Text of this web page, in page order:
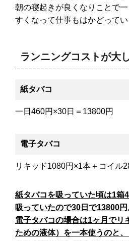
朝の寝起きが良くなりことで
すくなって仕事もはかどってい
ランニングコストが大
紙タバコ
一日460円×30日＝13800円
電子タバコ
リキッド1080円×1本＋コイル
紙タバコを吸っていた頃は1箱
吸っていたので30日で13800円
電子タバコの場合は1ヶ月でリ
ための液体）を一本使うのと